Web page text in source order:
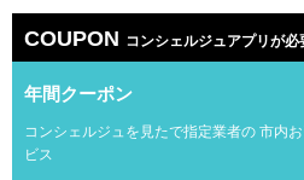
COUPON コンシェルジュアプリが必
年間クーポン
コンシェルジュを見たで指定業者の 市内
ビス